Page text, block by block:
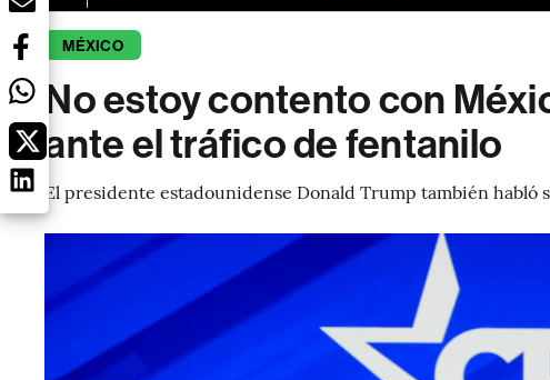
MÉXICO
No estoy contento con
ante el tráfico de fentanilo
El presidente estadounidense Donald Trump también habló